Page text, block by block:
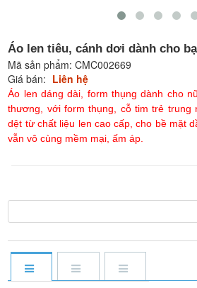
Áo len tiêu, cánh dơi dành cho
Mã sản phẩm:CMC002669
Giá bán: Liên hệ
Áo len dáng dài, form thụng dành cho
thương, với form thụng, cỗ tim trẻ trung
dệt từ chất liệu len cao cấp, cho bề mặt
vẫn vô cùng mềm mại, ấm áp.